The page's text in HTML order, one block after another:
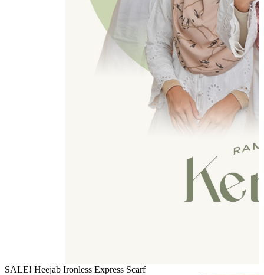
SALE! Heejab Ironless Express Scarf